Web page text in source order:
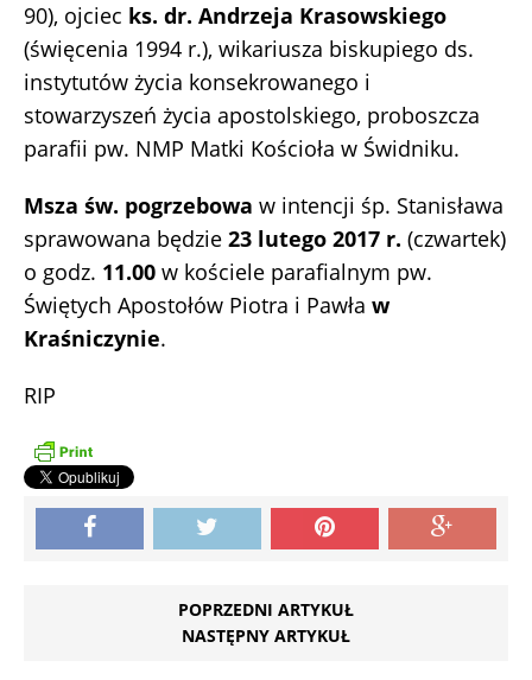
90), ojciec ks. dr. Andrzeja Krasowskiego
(święcenia 1994 r.), wikariusza biskupiego ds.
instytutów życia konsekrowanego i
stowarzyszeń życia apostolskiego, proboszcza
parafii pw. NMP Matki Kościoła w Świdniku.
Msza św. pogrzebowa w intencji śp. Stanisława
sprawowana będzie 23 lutego 2017 r. (czwartek)
o godz. 11.00 w kościele parafialnym pw.
Świętych Apostołów Piotra i Pawła w
Kraśniczynie.
RIP
POPRZEDNI ARTYKUŁ
NASTĘPNY ARTYKUŁ